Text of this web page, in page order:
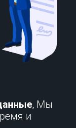
, Мы
и